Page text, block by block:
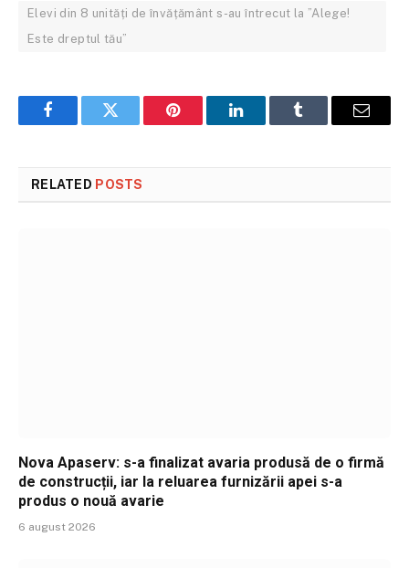
Elevi din 8 unități de învățământ s-au întrecut la ”Alege!
Este dreptul tău”
FacebookTwitter Pinterest LinkedInTumblr Email
RELATED POSTS
Nova Apaserv: s-a finalizat avaria produsă de o firmă
de construcții, iar la reluarea furnizării apei s-a
produs o nouă avarie
6 august 2026